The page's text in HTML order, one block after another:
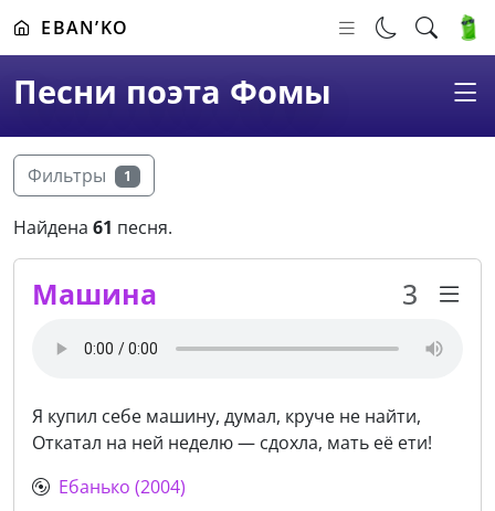
EBAN’KO
Песни поэта Фомы
Фильтры 1
Найдена 61 песня.
Машина 3
Я купил себе машину, думал, круче не найти,
Откатал на ней неделю — сдохла, мать её ети!
Ебанько (2004)